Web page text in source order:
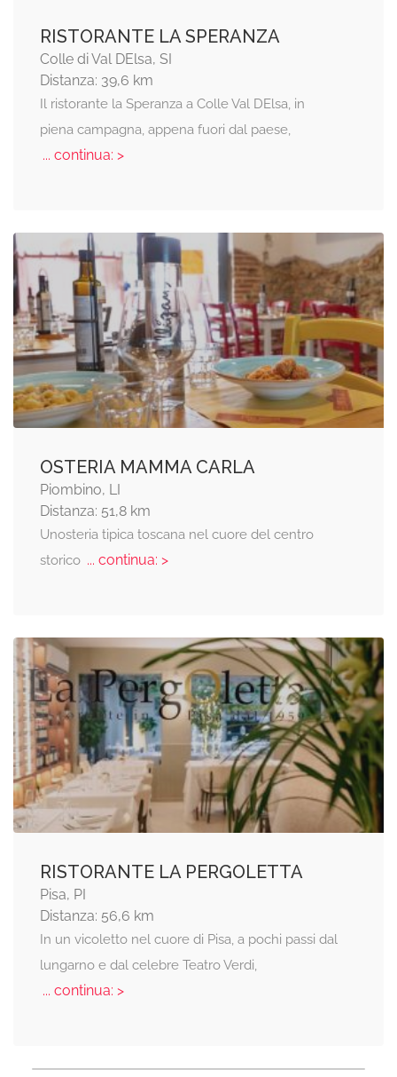
RISTORANTE LA SPERANZA
Colle di Val DElsa, SI
Distanza: 39,6 km
Il ristorante la Speranza a Colle Val DElsa, in
piena campagna, appena fuori dal paese,
... continua: >
OSTERIA MAMMA CARLA
Piombino, LI
Distanza: 51,8 km
Unosteria tipica toscana nel cuore del centro
storico... continua: >
RISTORANTE LA PERGOLETTA
Pisa, PI
Distanza: 56,6 km
In un vicoletto nel cuore di Pisa, a pochi passi dal
lungarno e dal celebre Teatro Verdi,
... continua: >